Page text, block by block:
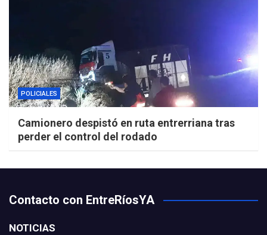
POLICIALES
Camionero despistó en ruta entrerriana tras
perder el control del rodado
Contacto con EntreRíosYA
NOTICIAS